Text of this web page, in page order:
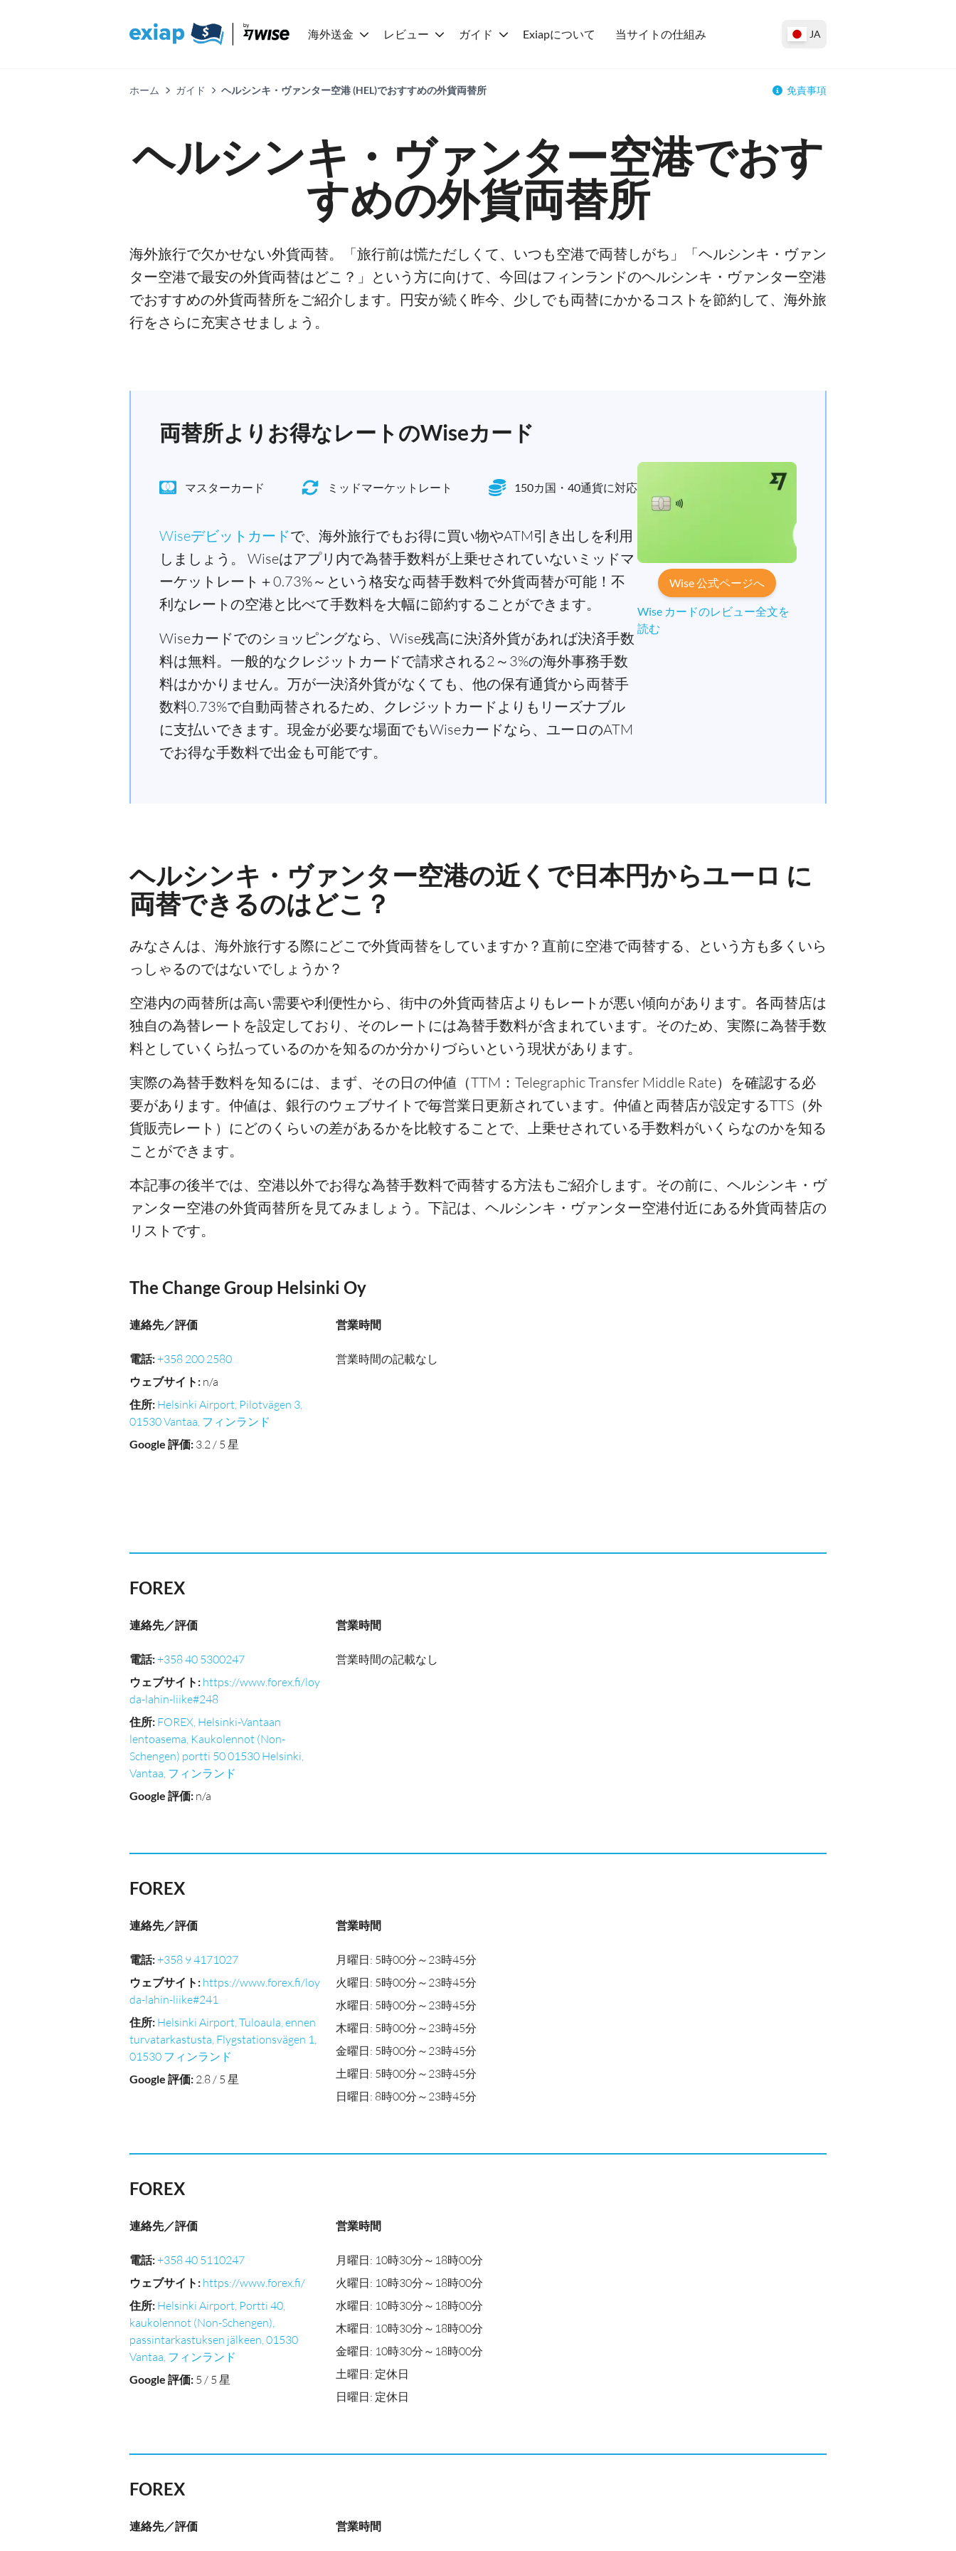
海外送金 レビュー ガイド Exiapについて 当サイトの仕組み JA
ホーム ガイド ヘルシンキ・ヴァンター空港 (HEL)でおすすめの外貨両替所 免責事項
ヘルシンキ・ヴァンター空港でおす
すめの外貨両替所
海外旅行で欠かせない外貨両替。「旅行前は慌ただしくて、いつも空港で両替しがち」「ヘルシンキ・ヴァン
ター空港で最安の外貨両替はどこ？」という方に向けて、今回はフィンランドのヘルシンキ・ヴァンター空港
でおすすめの外貨両替所をご紹介します。円安が続く昨今、少しでも両替にかかるコストを節約して、海外旅
行をさらに充実させましょう。
両替所よりお得なレートのWiseカード
マスターカード ミッドマーケットレート 150カ国・40通貨に対応
Wiseデビットカードで、海外旅行でもお得に買い物やATM引き出しを利用
しましょう。 Wiseはアプリ内で為替手数料が上乗せされていないミッドマ
ーケットレート＋0.73%～という格安な両替手数料で外貨両替が可能！不
利なレートの空港と比べて手数料を大幅に節約することができます。
Wiseカードでのショッピングなら、Wise残高に決済外貨があれば決済手数
料は無料。一般的なクレジットカードで請求される2～3%の海外事務手数
料はかかりません。万が一決済外貨がなくても、他の保有通貨から両替手
数料0.73%で自動両替されるため、クレジットカードよりもリーズナブル
に支払いできます。現金が必要な場面でもWiseカードなら、ユーロのATM
でお得な手数料で出金も可能です。
Wise 公式ページへ
Wise カードのレビュー全文を
読む
ヘルシンキ・ヴァンター空港の近くで日本円からユーロ に
両替できるのはどこ？
みなさんは、海外旅行する際にどこで外貨両替をしていますか？直前に空港で両替する、という方も多くいら
っしゃるのではないでしょうか？
空港内の両替所は高い需要や利便性から、街中の外貨両替店よりもレートが悪い傾向があります。各両替店は
独自の為替レートを設定しており、そのレートには為替手数料が含まれています。そのため、実際に為替手数
料としていくら払っているのかを知るのか分かりづらいという現状があります。
実際の為替手数料を知るには、まず、その日の仲値（TTM：Telegraphic Transfer Middle Rate）を確認する必
要があります。仲値は、銀行のウェブサイトで毎営業日更新されています。仲値と両替店が設定するTTS（外
貨販売レート）にどのくらいの差があるかを比較することで、上乗せされている手数料がいくらなのかを知る
ことができます。
本記事の後半では、空港以外でお得な為替手数料で両替する方法もご紹介します。その前に、ヘルシンキ・ヴ
ァンター空港の外貨両替所を見てみましょう。下記は、ヘルシンキ・ヴァンター空港付近にある外貨両替店の
リストです。
The Change Group Helsinki Oy
連絡先／評価
電話:+358 200 2580
ウェブサイト : n/a
住所: Helsinki Airport, Pilotvägen 3,
01530 Vantaa, フィンランド
Google 評価: 3.2 / 5 星
営業時間
営業時間の記載なし
FOREX
連絡先／評価
電話:+358 40 5300247
ウェブサイト : https://www.forex.fi/loy
da-lahin-liike#248
住所: FOREX, Helsinki-Vantaan
lentoasema, Kaukolennot (Non-
Schengen) portti 50 01530 Helsinki,
Vantaa, フィンランド
Google 評価: n/a
営業時間
営業時間の記載なし
FOREX
連絡先／評価
電話:+358 9 4171027
ウェブサイト : https://www.forex.fi/loy
da-lahin-liike#241
住所: Helsinki Airport, Tuloaula, ennen
turvatarkastusta, Flygstationsvägen 1,
01530 フィンランド
Google 評価: 2.8 / 5 星
営業時間
月曜日: 5時00分～23時45分
火曜日: 5時00分～23時45分
水曜日: 5時00分～23時45分
木曜日: 5時00分～23時45分
金曜日: 5時00分～23時45分
土曜日: 5時00分～23時45分
日曜日: 8時00分～23時45分
FOREX
連絡先／評価
電話:+358 40 5110247
ウェブサイト : https://www.forex.fi/
住所: Helsinki Airport, Portti 40,
kaukolennot (Non-Schengen),
passintarkastuksen jälkeen, 01530
Vantaa, フィンランド
Google 評価: 5 / 5 星
営業時間
月曜日: 10時30分～18時00分
火曜日: 10時30分～18時00分
水曜日: 10時30分～18時00分
木曜日: 10時30分～18時00分
金曜日: 10時30分～18時00分
土曜日: 定休日
日曜日: 定休日
FOREX
連絡先／評価 営業時間